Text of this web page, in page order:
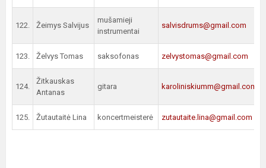
122. Žeimys Salvijus
mušamieji
instrumentai
salvisdrums@gmail.com
123. Želvys Tomas saksofonas zelvystomas@gmail.com
124.
Žitkauskas
Antanas
gitara karoliniskiumm@gmail.com
125. Žutautaitė Lina koncertmeisterė zutautaite.lina@gmail.com